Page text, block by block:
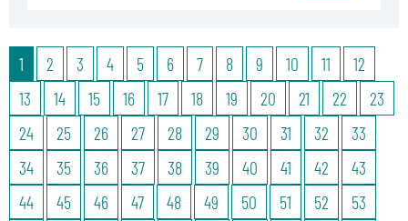
1 2 3 4 5 6 7 8 9 10 11
12
13
14 15 16 17 18 19 20 21 22
23
24
25 26 27 28 29 30 31 32
33
34
35 36 37 38 39 40 41 42
43
44
45 46 47 48 49 50 51 52 53